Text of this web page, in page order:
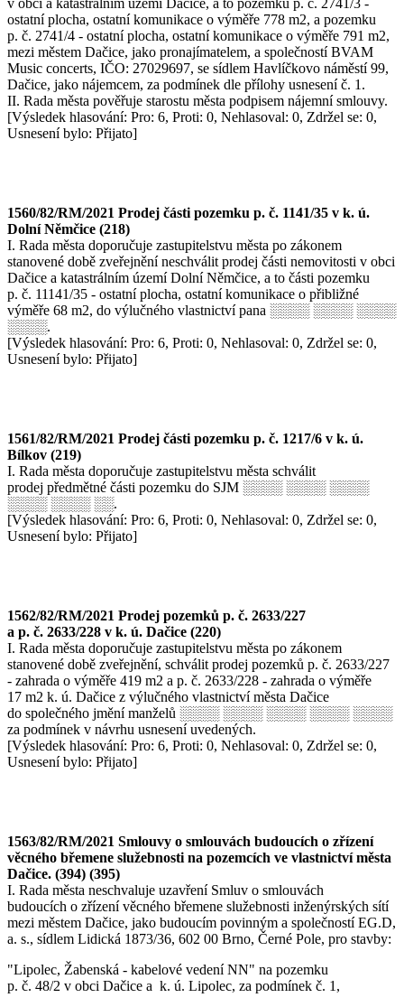
ostatní plocha, ostatní komunikace o výměře 778 m2, a pozemku
p. č. 2741/4 - ostatní plocha, ostatní komunikace o výměře 791 m2,
mezi městem Dačice, jako pronajímatelem, a společností BVAM
Music concerts, IČO: 27029697, se sídlem Havlíčkovo náměstí 99,
Dačice, jako nájemcem, za podmínek dle přílohy usnesení č. 1.
II. Rada města pověřuje starostu města podpisem nájemní smlouvy.
[Výsledek hlasování: Pro: 6, Proti: 0, Nehlasoval: 0, Zdržel se: 0,
Usnesení bylo: Přijato]
1560/82/RM/2021 Prodej části pozemku p. č. 1141/35 v k. ú.
Dolní Němčice (218)
I. Rada města doporučuje zastupitelstvu města po zákonem
stanovené době zveřejnění neschválit prodej části nemovitosti v obci
Dačice a katastrálním území Dolní Němčice, a to části pozemku
p. č. 11141/35 - ostatní plocha, ostatní komunikace o přibližné
výměře 68 m2, do výlučného vlastnictví pana ░░░░ ░░░░ ░░░░
░░░░.
[Výsledek hlasování: Pro: 6, Proti: 0, Nehlasoval: 0, Zdržel se: 0,
Usnesení bylo: Přijato]
1561/82/RM/2021 Prodej části pozemku p. č. 1217/6 v k. ú.
Bílkov (219)
I. Rada města doporučuje zastupitelstvu města schválit
prodej předmětné části pozemku do SJM ░░░░ ░░░░ ░░░░
░░░░ ░░░░ ░░.
[Výsledek hlasování: Pro: 6, Proti: 0, Nehlasoval: 0, Zdržel se: 0,
Usnesení bylo: Přijato]
1562/82/RM/2021 Prodej pozemků p. č. 2633/227
a p. č. 2633/228 v k. ú. Dačice (220)
I. Rada města doporučuje zastupitelstvu města po zákonem
stanovené době zveřejnění, schválit prodej pozemků p. č. 2633/227
- zahrada o výměře 419 m2 a p. č. 2633/228 - zahrada o výměře
17 m2 k. ú. Dačice z výlučného vlastnictví města Dačice
do společného jmění manželů ░░░░ ░░░░ ░░░░ ░░░░ ░░░░
za podmínek v návrhu usnesení uvedených.
[Výsledek hlasování: Pro: 6, Proti: 0, Nehlasoval: 0, Zdržel se: 0,
Usnesení bylo: Přijato]
1563/82/RM/2021 Smlouvy o smlouvách budoucích o zřízení
věcného břemene služebnosti na pozemcích ve vlastnictví města
Dačice. (394) (395)
I. Rada města neschvaluje uzavření Smluv o smlouvách
budoucích o zřízení věcného břemene služebnosti inženýrských sítí
mezi městem Dačice, jako budoucím povinným a společností EG.D,
a. s., sídlem Lidická 1873/36, 602 00 Brno, Černé Pole, pro stavby:
"Lipolec, Žabenská - kabelové vedení NN" na pozemku
p. č. 48/2 v obci Dačice a k. ú. Lipolec, za podmínek č. 1,